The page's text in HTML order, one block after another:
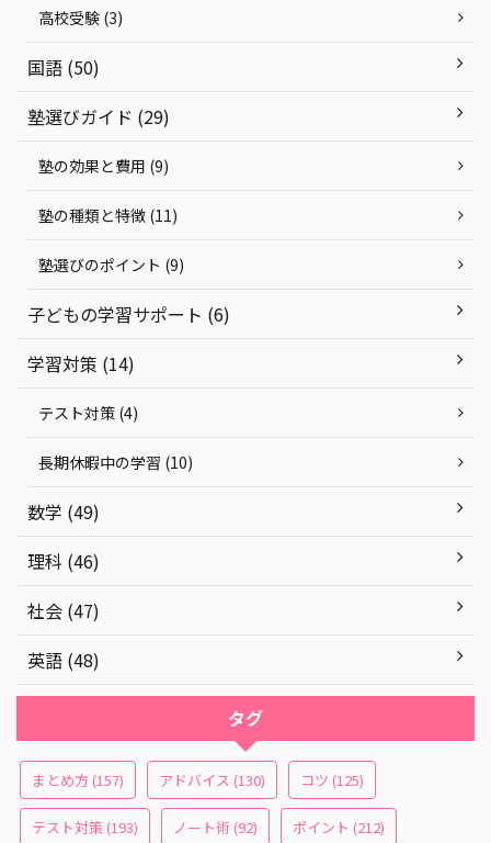
高校受験 (3)
国語 (50)
塾選びガイド (29)
塾の効果と費用 (9)
塾の種類と特徴 (11)
塾選びのポイント (9)
子どもの学習サポート (6)
学習対策 (14)
テスト対策 (4)
長期休暇中の学習 (10)
数学 (49)
理科 (46)
社会 (47)
英語 (48)
タグ
まとめ方(157) アドバイス (130) コツ (125)
テスト対策(193) ノート術(92) ポイント (212)